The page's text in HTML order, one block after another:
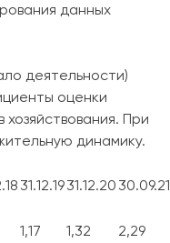
данных
деятельности)
оценки
При
динамику.
31.12.1931.12.20 30.09.21
1,17 1,32 2,29